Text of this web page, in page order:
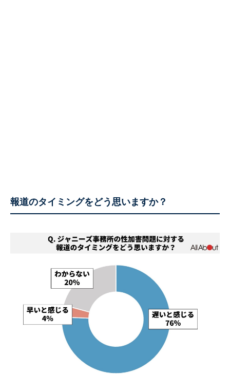
報道のタイミングをどう思いますか？